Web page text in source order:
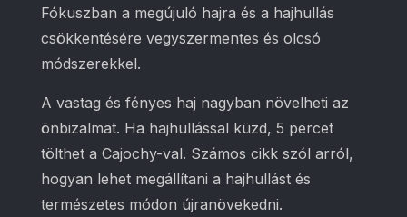
Fókuszban a megújuló hajra és a hajhullás
csökkentésére vegyszermentes és olcsó
módszerekkel.
A vastag és fényes haj nagyban növelheti az
önbizalmat. Ha hajhullással küzd, 5 percet
tölthet a Cajochy-val. Számos cikk szól arról,
hogyan lehet megállítani a hajhullást és
természetes módon újranövekedni.